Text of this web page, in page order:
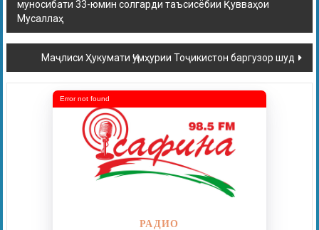
муносибати 33-юмин солгарди таъсисёбии Қувваҳои
Мусаллаҳ
Маҷлиси Ҳукумати Ҷумҳурии Тоҷикистон баргузор шуд
РАДИО
Error not found